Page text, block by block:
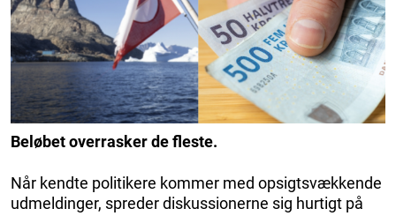
Beløbet overrasker de fleste.
Når kendte politikere kommer med opsigtsvækkende
udmeldinger, spreder diskussionerne sig hurtigt på